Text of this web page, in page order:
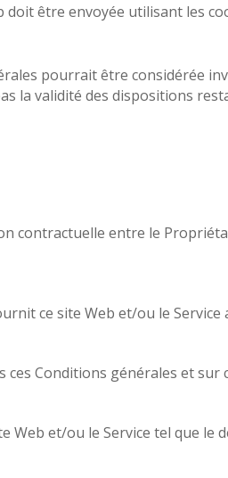
être envoyée utilisant les
pourrait être considérée
la validité des dispositions
entre le
ce site Web et/ou le Service
Conditions générales et sur
Web et/ou le Service tel que